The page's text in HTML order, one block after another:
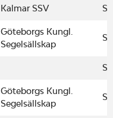
Kalmar SSV
Göteborgs Kungl.
Segelsällskap
Göteborgs Kungl.
Segelsällskap